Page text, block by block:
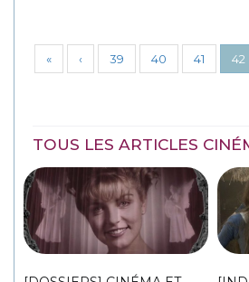
« ‹ 39 40 41 42
TOUS LES ARTICLES